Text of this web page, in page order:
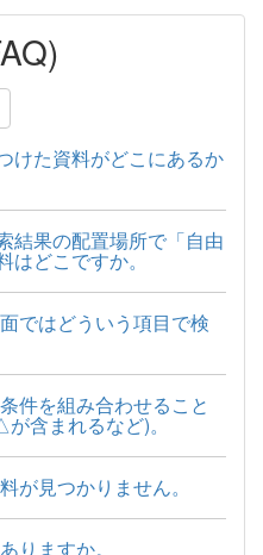
けた資料がどこにあるか
結果の配置場所で「自由
どこですか。
ではどういう項目で検
件を組み合わせること
含まれるなど)。
が見つかりません。
りますか。